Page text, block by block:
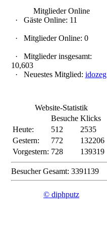
Mitglieder Online
·
Gäste Online: 11
· Mitglieder Online: 0
·
Mitglieder insgesamt:
10,603
·
Neuestes Mitglied: idozeg
Website-Statistik
Besuche Klicks
Heute:
512
2535
Gestern:
772
132206
Vorgestern: 728 139319
Besucher Gesamt: 3391139
© diphputz